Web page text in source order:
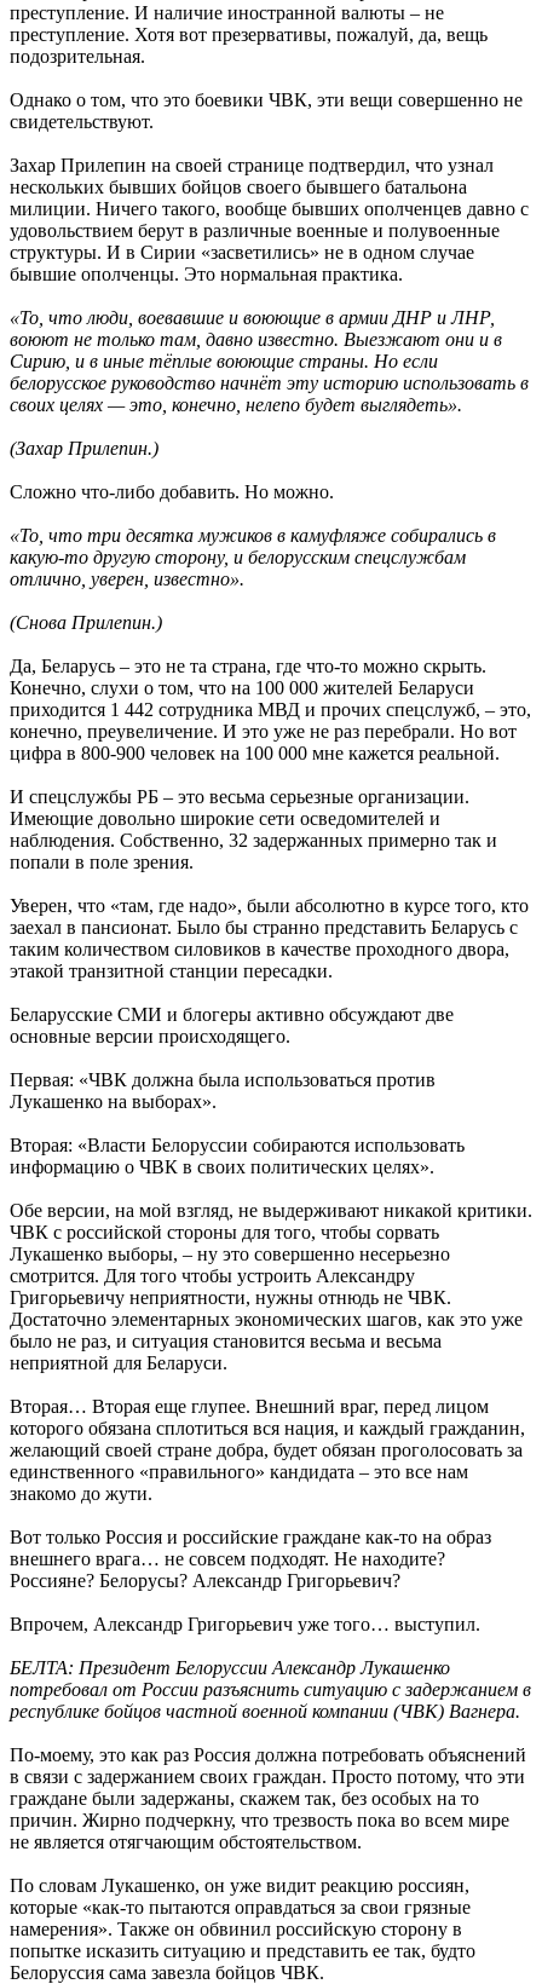
преступление. И наличие иностранной валюты – не
преступление. Хотя вот презервативы, пожалуй, да, вещь
подозрительная.
Однако о том, что это боевики ЧВК, эти вещи совершенно не
свидетельствуют.
Захар Прилепин на своей странице подтвердил, что узнал
нескольких бывших бойцов своего бывшего батальона
милиции. Ничего такого, вообще бывших ополченцев давно с
удовольствием берут в различные военные и полувоенные
структуры. И в Сирии «засветились» не в одном случае
бывшие ополченцы. Это нормальная практика.
«То, что люди, воевавшие и воюющие в армии ДНР и ЛНР,
воюют не только там, давно известно. Выезжают они и в
Сирию, и в иные тёплые воюющие страны. Но если
белорусское руководство начнёт эту историю использовать в
своих целях — это, конечно, нелепо будет выглядеть».
(Захар Прилепин.)
Сложно что-либо добавить. Но можно.
«То, что три десятка мужиков в камуфляже собирались в
какую-то другую сторону, и белорусским спецслужбам
отлично, уверен, известно».
(Снова Прилепин.)
Да, Беларусь – это не та страна, где что-то можно скрыть.
Конечно, слухи о том, что на 100 000 жителей Беларуси
приходится 1 442 сотрудника МВД и прочих спецслужб, – это,
конечно, преувеличение. И это уже не раз перебрали. Но вот
цифра в 800-900 человек на 100 000 мне кажется реальной.
И спецслужбы РБ – это весьма серьезные организации.
Имеющие довольно широкие сети осведомителей и
наблюдения. Собственно, 32 задержанных примерно так и
попали в поле зрения.
Уверен, что «там, где надо», были абсолютно в курсе того, кто
заехал в пансионат. Было бы странно представить Беларусь с
таким количеством силовиков в качестве проходного двора,
этакой транзитной станции пересадки.
Беларусские СМИ и блогеры активно обсуждают две
основные версии происходящего.
Первая: «ЧВК должна была использоваться против
Лукашенко на выборах».
Вторая: «Власти Белоруссии собираются использовать
информацию о ЧВК в своих политических целях».
Обе версии, на мой взгляд, не выдерживают никакой критики.
ЧВК с российской стороны для того, чтобы сорвать
Лукашенко выборы, – ну это совершенно несерьезно
смотрится. Для того чтобы устроить Александру
Григорьевичу неприятности, нужны отнюдь не ЧВК.
Достаточно элементарных экономических шагов, как это уже
было не раз, и ситуация становится весьма и весьма
неприятной для Беларуси.
Вторая… Вторая еще глупее. Внешний враг, перед лицом
которого обязана сплотиться вся нация, и каждый гражданин,
желающий своей стране добра, будет обязан проголосовать за
единственного «правильного» кандидата – это все нам
знакомо до жути.
Вот только Россия и российские граждане как-то на образ
внешнего врага… не совсем подходят. Не находите?
Россияне? Белорусы? Александр Григорьевич?
Впрочем, Александр Григорьевич уже того… выступил.
БЕЛТА: Президент Белоруссии Александр Лукашенко
потребовал от России разъяснить ситуацию с задержанием в
республике бойцов частной военной компании (ЧВК) Вагнера.
По-моему, это как раз Россия должна потребовать объяснений
в связи с задержанием своих граждан. Просто потому, что эти
граждане были задержаны, скажем так, без особых на то
причин. Жирно подчеркну, что трезвость пока во всем мире
не является отягчающим обстоятельством.
По словам Лукашенко, он уже видит реакцию россиян,
которые «как-то пытаются оправдаться за свои грязные
намерения». Также он обвинил российскую сторону в
попытке исказить ситуацию и представить ее так, будто
Белоруссия сама завезла бойцов ЧВК.